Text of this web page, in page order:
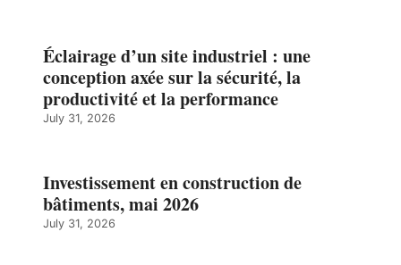
Éclairage d’un site industriel : une
conception axée sur la sécurité, la
productivité et la performance
July 31, 2026
Investissement en construction de
bâtiments, mai 2026
July 31, 2026